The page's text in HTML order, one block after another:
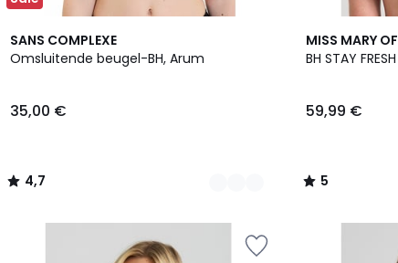
SANS COMPLEXE
Omsluitende beugel-BH, Arum
35,00 €
4,7
/ 5
5
Kleuren
4,7
/
MISS MARY
BH STAY
59,99 €
5
/
2
Kleuren
5
/